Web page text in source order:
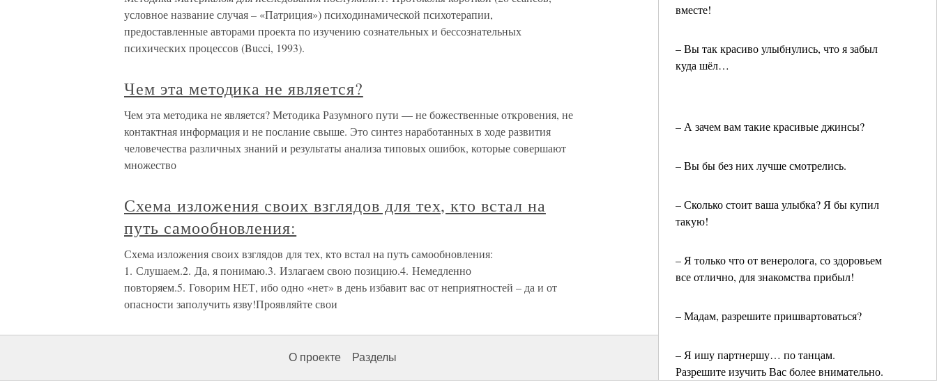
вместе!
– Вы так красиво улыбнулись, что я забыл
куда шёл…
– А зачем вам такие красивые джинсы?
– Вы бы без них лучше смотрелись.
– Сколько стоит ваша улыбка? Я бы купил
такую!
– Я только что от венеролога, со здоровьем
все отлично, для знакомства прибыл!
– Мадам, разрешите пришвартоваться?
– Я ишу партнершу… по танцам.
Разрешите изучить Вас более внимательно.
условное название случая – «Патриция») психодинамической психотерапии,
предоставленные авторами проекта по изучению сознательных и бессознательных
психических процессов (Bucci, 1993).
Чем эта методика не является?
Чем эта методика не является? Методика Разумного пути — не божественные откровения, не
контактная информация и не послание свыше. Это синтез наработанных в ходе развития
человечества различных знаний и результаты анализа типовых ошибок, которые совершают
множество
Схема изложения своих взглядов для тех, кто встал на
путь самообновления:
Схема изложения своих взглядов для тех, кто встал на путь самообновления:
1. Слушаем.2. Да, я понимаю.3. Излагаем свою позицию.4. Немедленно
повторяем.5. Говорим НЕТ, ибо одно «нет» в день избавит вас от неприятностей – да и от
опасности заполучить язву!Проявляйте свои
О проекте Разделы